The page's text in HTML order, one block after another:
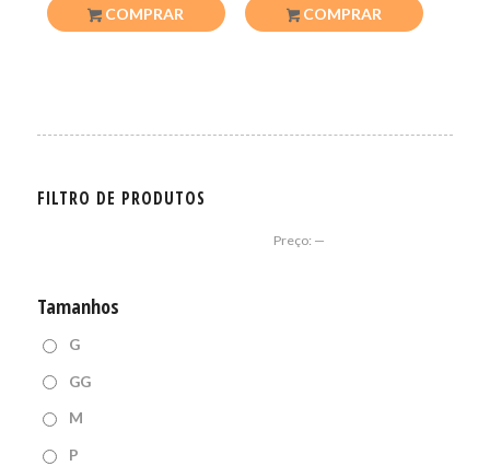
COMPRAR COMPRAR
FILTRO DE PRODUTOS
Preço: —
Tamanhos
G
GG
M
P